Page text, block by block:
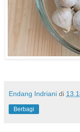
Endang Indriani di
Berbagi